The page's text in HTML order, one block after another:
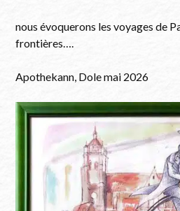
nous évoquerons les voyages de
frontières….
Apothekann, Dole mai 2026